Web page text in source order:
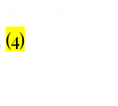
(4)